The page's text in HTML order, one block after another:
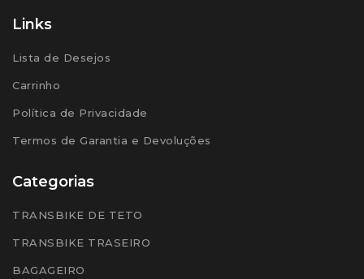
Links
Lista de Desejos
Carrinho
Política de Privacidade
Termos de Garantia e Devoluções
Categorias
TRANSBIKE DE TETO
TRANSBIKE TRASEIRO
BAGAGEIRO